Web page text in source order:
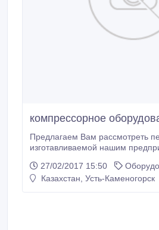
компрессорное
Предлагаем Вам рассмотреть
изготавливаемой нашим предприятием,
ЦК, К-1500, ЦТК 250. Турбокомпрессор К-250-61-
2/5: • Ротор (К-250-61-2) черт.№280Н-25-СБ • Ротор
27/02/2017 15:50
Казахстан, Усть-Каменогорск